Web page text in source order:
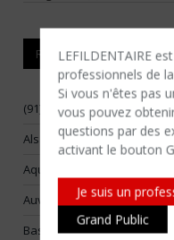
LEFILDENTAIRE
professionnels de
Si vous n'êtes​ pas
vous pouvez
questions par des
activant le bouton
Je suis un
Grand Public
RÉGIONS
(91)
Alsace (17)
Aquitaine (55)
Auvergne (14)
Basse-Normandie (25)